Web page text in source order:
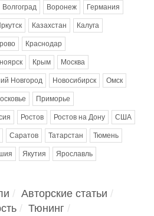
Волгоград Воронеж Германия
Казахстан Калуга
Краснодар
Крым Москва
Новгород Новосибирск Омск
Приморье
Ростов Ростов на Дону США
Саратов Татарстан Тюмень
Якутия Ярославль
Авторские статьи
Тюнинг